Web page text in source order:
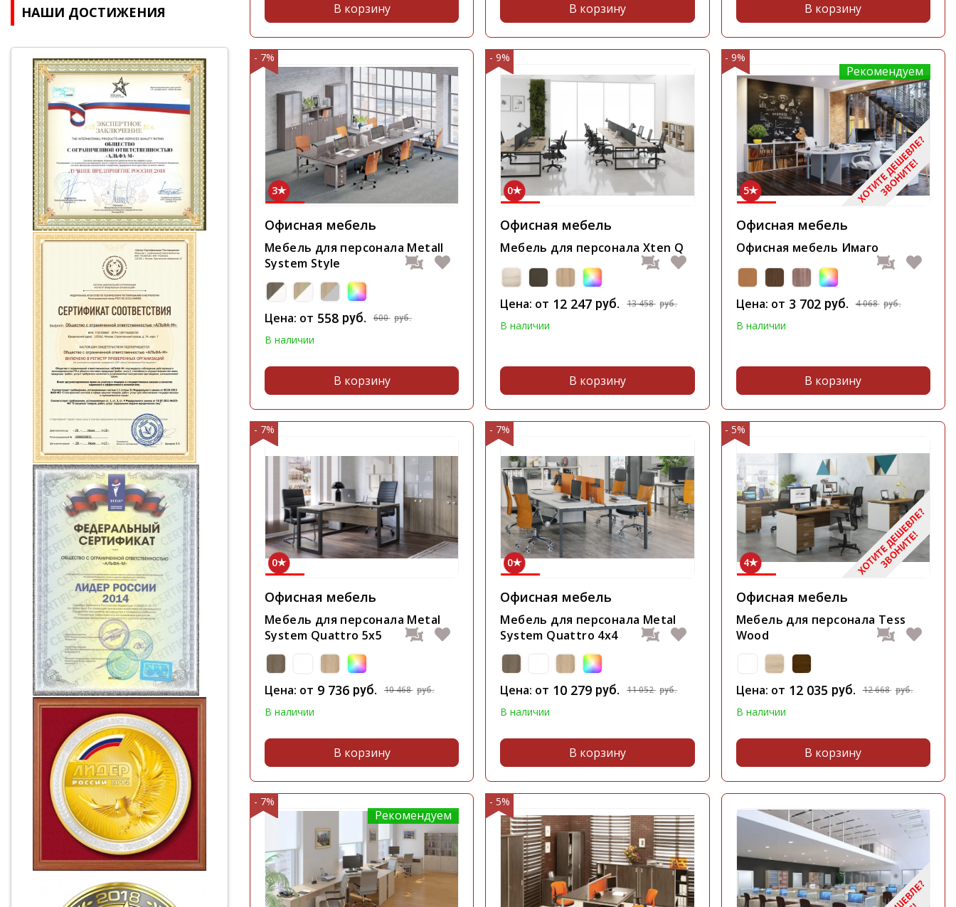
НАШИ ДОСТИЖЕНИЯ В корзину В корзину В корзину
- 7%
3
Офисная мебель
Мебель для персонала Metall
System Style
Цена: от 558 руб. 600 руб.
В наличии
В корзину
- 9%
0
Офисная мебель
Мебель для персонала Xten Q
Цена: от 12 247 руб. 13 458 руб.
В наличии
В корзину
- 9%
Рекомендуем
5
Офисная мебель
Офисная мебель Имаго
Цена: от 3 702 руб. 4 068 руб.
В наличии
В корзину
- 7%
0
Офисная мебель
Мебель для персонала Metal
System Quattro 5x5
Цена: от 9 736 руб. 10 468 руб.
В наличии
В корзину
- 7%
0
Офисная мебель
Мебель для персонала Metal
System Quattro 4x4
Цена: от 10 279 руб. 11 052 руб.
В наличии
В корзину
- 5%
4
Офисная мебель
Мебель для персонала Tess
Wood
Цена: от 12 035 руб. 12 668 руб.
В наличии
В корзину
- 7%
Рекомендуем
- 5%